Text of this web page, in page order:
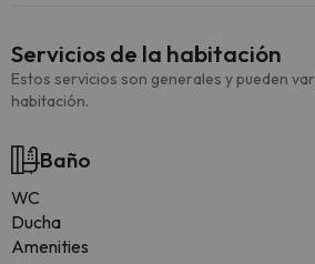
Servicios de la habitación
Estos servicios son generales y pueden
habitación.
Baño
WC
Ducha
Amenities